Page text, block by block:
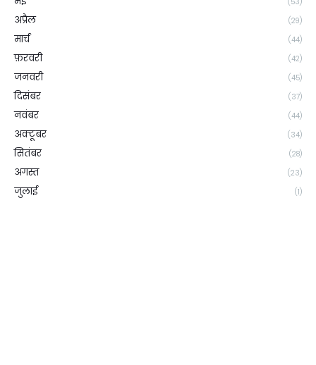
अप्रैल (29)
मार्च (44)
फ़रवरी (42)
जनवरी (45)
दिसंबर (37)
नवंबर (44)
अक्टूबर (34)
सितंबर (28)
अगस्त (23)
जुलाई (1)